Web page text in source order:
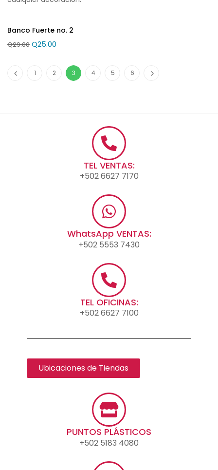
Banco Fuerte no. 2
Q29.00 Q25.00
1 2 3 4 5 6
TEL VENTAS:
+502 6627 7170
WhatsApp VENTAS:
+502 5553 7430
TEL OFICINAS:
+502 6627 7100
Ubicaciones de Tiendas
PUNTOS PLÁSTICOS
+502 5183 4080